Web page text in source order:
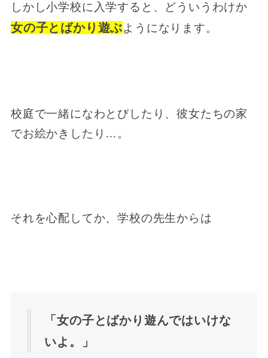
しかし小学校に入学すると、どういうわけか
女の子とばかり遊ぶようになります。
校庭で一緒になわとびしたり、彼女たちの家
でお絵かきしたり…。
それを心配してか、学校の先生からは
「女の子とばかり遊んではいけな
いよ。」